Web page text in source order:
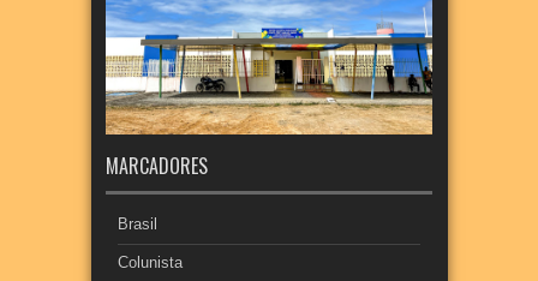
MARCADORES
Brasil
Colunista